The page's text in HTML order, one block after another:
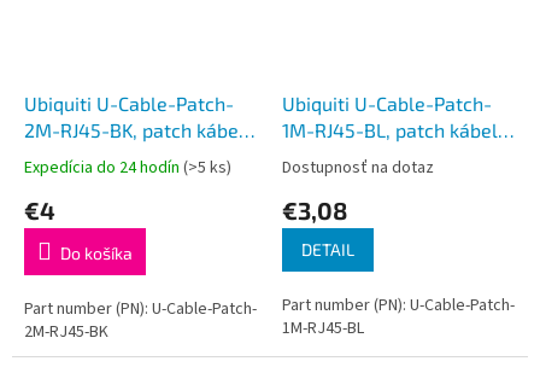
Ubiquiti U-Cable-Patch-
2M-RJ45-BK, patch kábel,
2m, Cat6, čierny
Expedícia do 24 hodín (>5 ks)
€4
Do košíka
Part number (PN): U-Cable-Patch-
2M-RJ45-BK
Ubiquiti U-Cable-Patch-
1M-RJ45-BL, patch kábel,
1m, Cat6, modrý
Dostupnosť na dotaz
€3,08
DETAIL
Part number (PN): U-Cable-Patch-
1M-RJ45-BL